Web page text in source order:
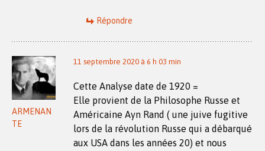
Répondre
ARMENAN
TE
11 septembre 2020 à 6 h 03 min
Cette Analyse date de 1920 =
Elle provient de la Philosophe Russe et
Américaine Ayn Rand ( une juive fugitive
lors de la révolution Russe qui a débarqué
aux USA dans les années 20) et nous